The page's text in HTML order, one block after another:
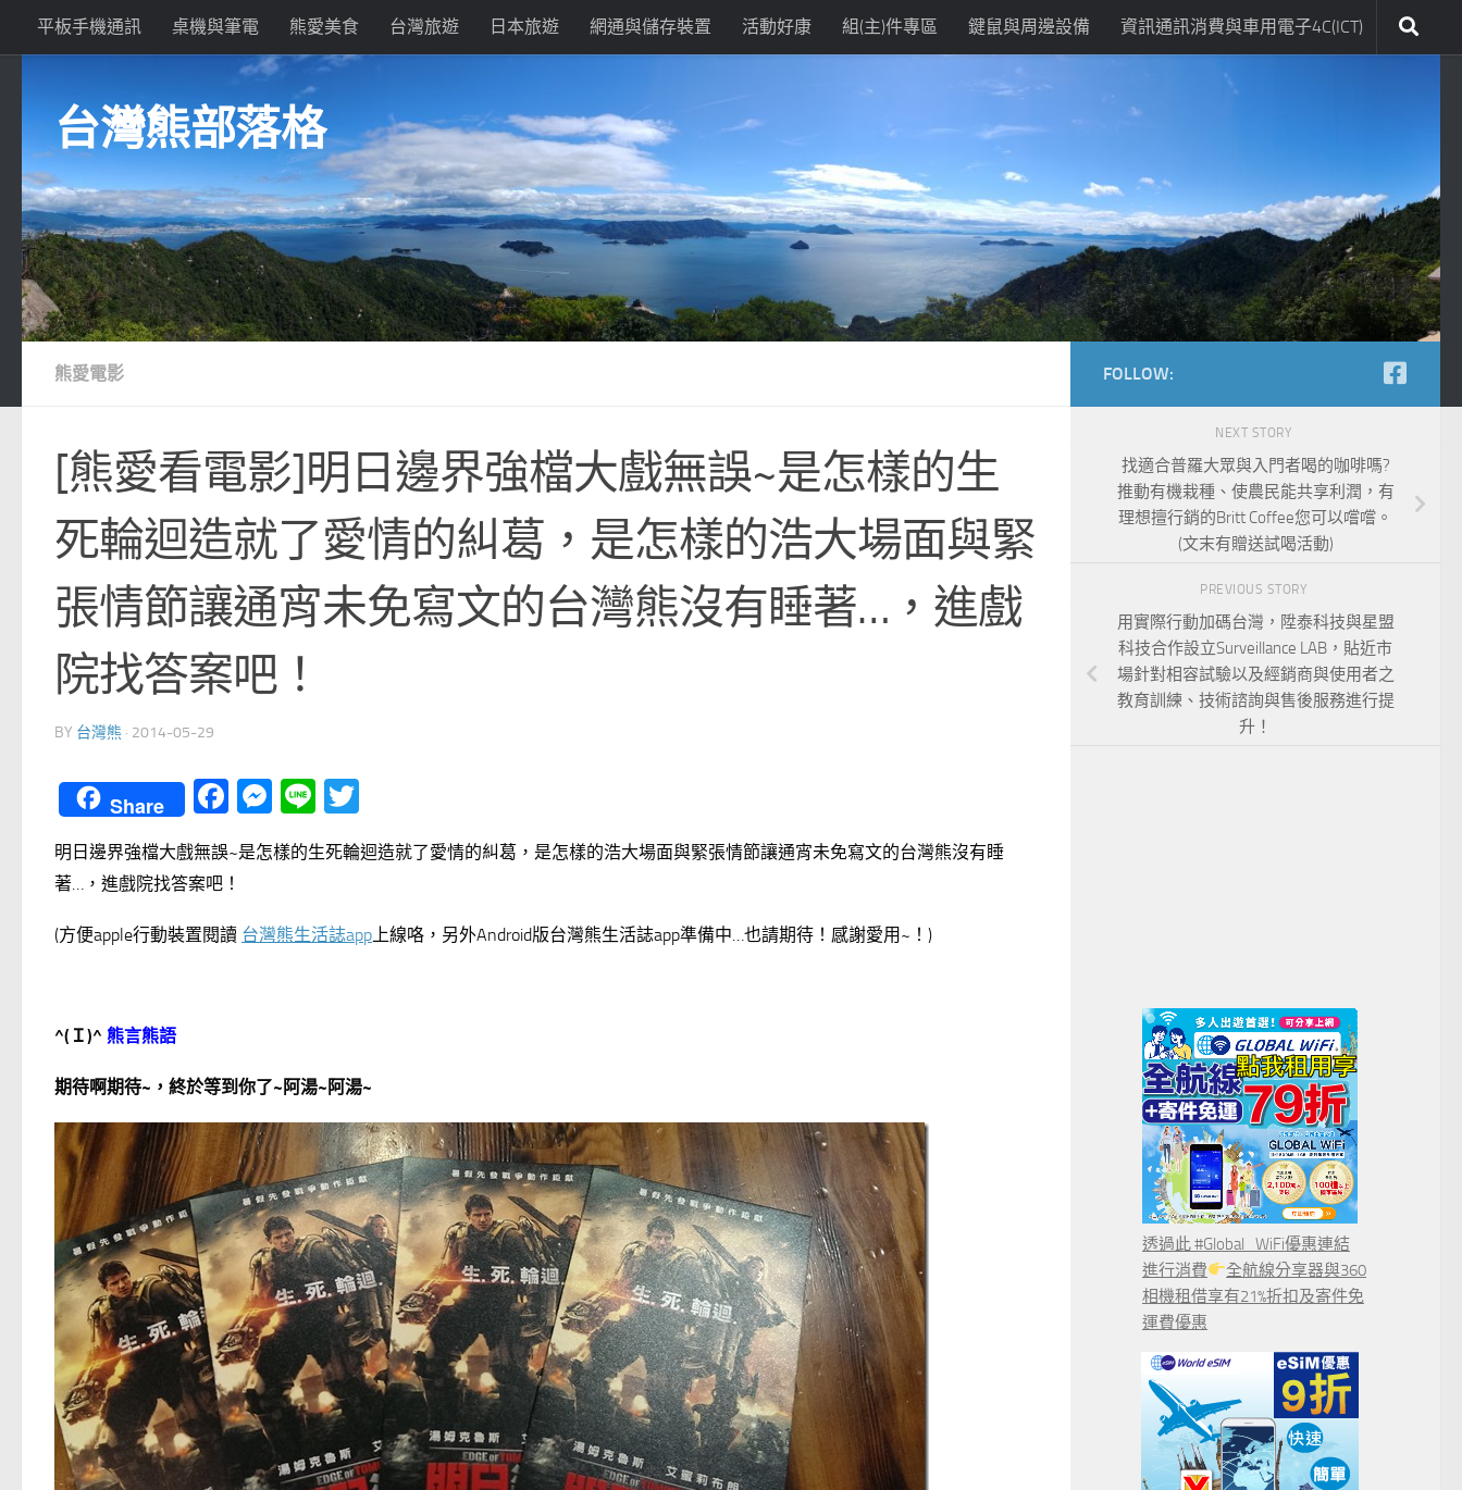
Skip to content
平板手機通訊 桌機與筆電 熊愛美食 台灣旅遊 日本旅遊 網通與儲存裝置 活動好康 組(主)件專區 鍵鼠與周邊設備 資訊通訊消費與車用電子4C(ICT)
台灣熊部落格
熊愛電影
[熊愛看電影]明日邊界強檔大戲無誤~是怎樣的生
死輪迴造就了愛情的糾葛，是怎樣的浩大場面與緊
張情節讓通宵未免寫文的台灣熊沒有睡著…，進戲
院找答案吧！
BY 台灣熊 · 2014-05-29
Share Facebook
Messenger
Line
明日邊界強檔大戲無誤~是怎樣的生死輪迴造就了愛情的糾葛，是怎樣的浩大場面與緊張情節讓通宵未免寫文的台灣熊沒有睡
著…，進戲院找答案吧！
(方便apple行動裝置閱讀 台灣熊生活誌app上線咯，另外Android版台灣熊生活誌app準備中…也請期待！感謝愛用~！)
^( Ｉ)^ 熊言熊語
期待啊期待~，終於等到你了~阿湯~阿湯~
FOLLOW:
NEXT STORY
找適合普羅大眾與入門者喝的咖啡嗎?
推動有機栽種、使農民能共享利潤，有
理想擅行銷的Britt Coffee您可以嚐嚐。
(文末有贈送試喝活動)
PREVIOUS STORY
用實際行動加碼台灣，陞泰科技與星盟
科技合作設立Surveillance LAB，貼近市
場針對相容試驗以及經銷商與使用者之
教育訓練、技術諮詢與售後服務進行提
升！
透過此 #Global_WiFi優惠連結
進行消費
全航線分享器與360
相機租借享有21%折扣及寄件免
運費優惠